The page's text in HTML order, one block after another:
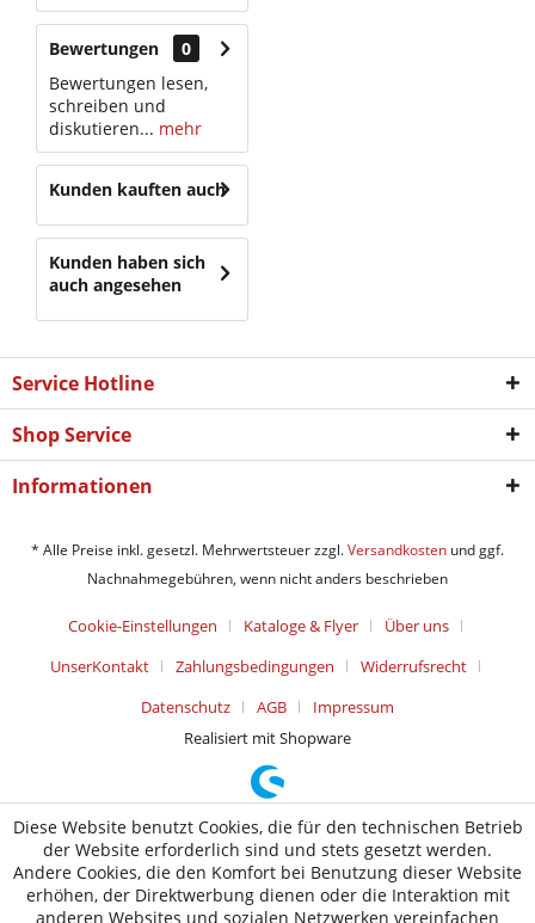
Bewertungen
0
Bewertungen lesen,
schreiben und
diskutieren... mehr
Kunden kauften auch
Kunden haben sich
auch angesehen
Service Hotline
Shop Service
Informationen
* Alle Preise inkl. gesetzl. Mehrwertsteuer zzgl.Versandkosten und ggf.
Nachnahmegebühren, wenn nicht anders beschrieben
Cookie-Einstellungen Kataloge & Flyer
Über uns
UnserKontakt
Zahlungsbedingungen
Widerrufsrecht
Datenschutz
AGB
Impressum
Realisiert mit Shopware
Diese Website benutzt Cookies, die für den technischen Betrieb
der Website erforderlich sind und stets gesetzt werden.
Andere Cookies, die den Komfort bei Benutzung dieser Website
erhöhen, der Direktwerbung dienen oder die Interaktion mit
anderen Websites und sozialen Netzwerken vereinfachen